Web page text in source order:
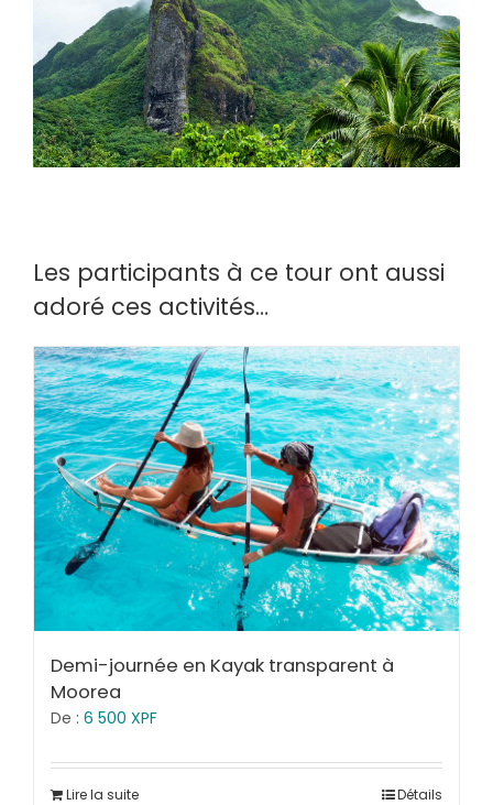
Les participants à ce tour ont aussi
adoré ces activités…
Demi-journée en Kayak transparent à
Moorea
De : 6 500 XPF
Lire la suite Détails